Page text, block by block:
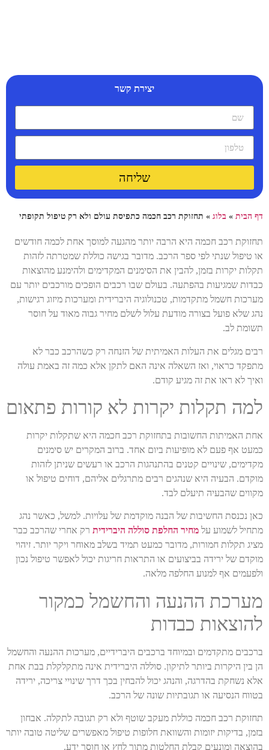
יצירת קשר
שליחה
דף הבית » בלוג » תחזוקת רכב חכמה כתפיסת עולם ולא רק טיפול תקופתי
תחזוקת רכב חכמה היא הרבה יותר מהגעה למוסך אחת לכמה חודשים
או טיפול שנתי לפי ספר הרכב. מדובר בגישה כוללת שמטרתה לזהות
תקלות יקרות בזמן, להבין את הסימנים המקדימים ולהימנע מהוצאות
כבדות שמגיעות בהפתעה. בעולם שבו רכבים הופכים מורכבים יותר עם
מערכות חשמל מתקדמות, טכנולוגיה היברידית ומערכות מיזוג רגישות,
נהג שלא פועל בצורה מודעת עלול לשלם מחיר גבוה מאוד על חוסר
תשומת לב.
רבים מגלים את העלות האמיתית של הזנחה רק כשהרכב כבר לא
מתפקד כראוי, ואז השאלה אינה האם לתקן אלא כמה זה באמת עולה
ואיך לא ראו את זה מגיע קודם.
למה תקלות יקרות לא קורות פתאום
אחת האמיתות החשובות בתחזוקת רכב חכמה היא שתקלות יקרות
כמעט אף פעם לא מופיעות ביום אחד. ברוב המקרים יש סימנים
מקדימים, שינויים קטנים בהתנהגות הרכב או רעשים שניתן לזהות
מוקדם. הבעיה היא שנהגים רבים מתרגלים אליהם, דוחים טיפול או
מקווים שהבעיה תיעלם לבד.
כאן נכנסת החשיבות של הבנה מוקדמת של עלויות. למשל, כאשר נהג
מתחיל לשמוע על מחיר החלפת סוללה היברידית רק אחרי שהרכב כבר
מציג תקלות חמורות, מדובר כמעט תמיד בשלב מאוחר ויקר יותר. זיהוי
מוקדם של ירידה בביצועים או התראות חריגות יכול לאפשר טיפול נכון
ולפעמים אף למנוע החלפה מלאה.
מערכת ההנעה והחשמל כמקור
להוצאות כבדות
ברכבים מתקדמים ובמיוחד ברכבים היברידיים, מערכות ההנעה והחשמל
הן בין היקרות ביותר לתיקון. סוללה היברידית אינה מתקלקלת בבת אחת
אלא נשחקת בהדרגה, והנהג יכול להבחין בכך דרך שינויי צריכה, ירידה
בטווח הנסיעה או תגובתיות שונה של הרכב.
תחזוקת רכב חכמה כוללת מעקב שוטף ולא רק תגובה לתקלה. אבחון
בזמן, בדיקות יזומות והשוואת חלופות טיפול מאפשרים שליטה טובה יותר
בהוצאה ומונעים קבלת החלטות מתוך לחץ או חוסר ידע.